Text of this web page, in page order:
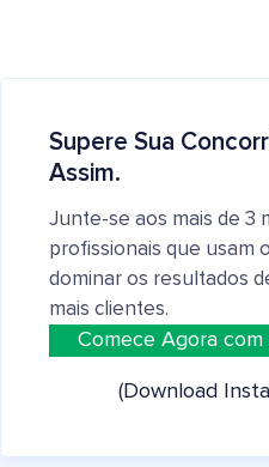
Supere Sua
Assim.
Junte-se aos mais de 3
profissionais que usam
dominar os resultados
mais clientes.
Comece Agora com
(Download